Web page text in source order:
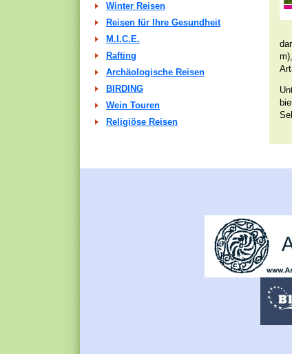
Winter Reisen
Reisen für Ihre Gesundheit
M.I.C.E.
Rafting
Archäologische Reisen
BIRDING
Wein Touren
Religiöse Reisen